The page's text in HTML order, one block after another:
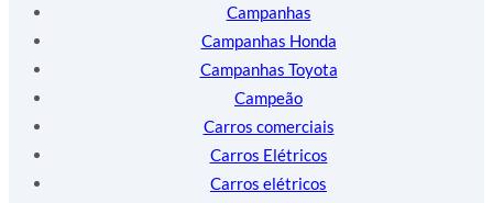
Campanhas
Campanhas Honda
Campanhas Toyota
Campeão
Carros comerciais
Carros Elétricos
Carros elétricos